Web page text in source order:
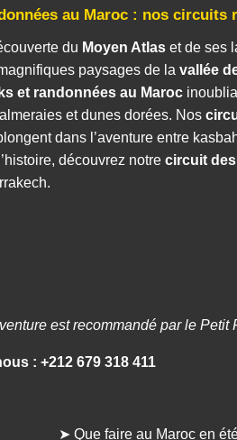
ail
au Maroc : nos circuits
du Moyen Atlas et de ses
paysages de la vallée
et randonnées au Maroc
et dunes dorées. Nos
dans l’aventure entre
découvrez notre circuit
est recommandé par le Petit
: +212 679 318 411
➤ Que faire au Maroc en